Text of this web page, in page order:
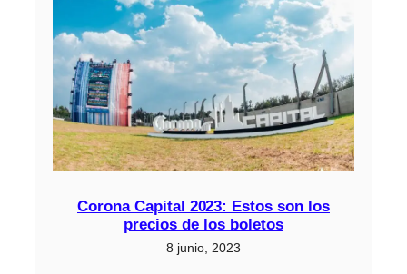
Corona Capital 2023: Estos son los
precios de los boletos
8 junio, 2023